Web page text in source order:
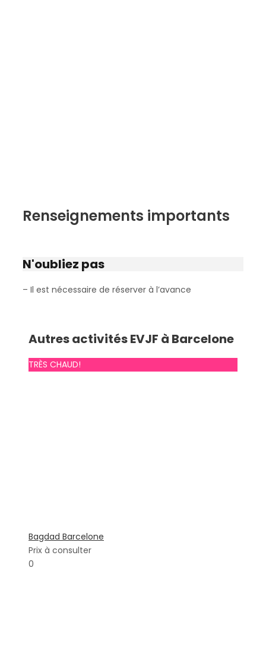
Renseignements importants
N'oubliez pas
– Il est nécessaire de réserver à l’avance
Autres activités EVJF à Barcelone
TRÈS CHAUD!
Bagdad Barcelone
Prix à consulter
0